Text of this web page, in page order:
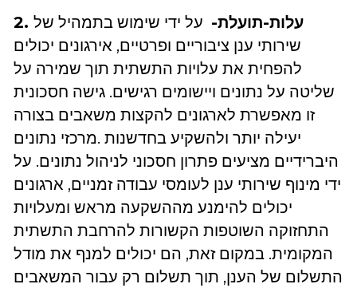
2. עלות-תועלת- על ידי שימוש בתמהיל של
שירותי ענן ציבוריים ופרטיים, אירגונים יכולים
להפחית את עלויות התשתית תוך שמירה על
שליטה על נתונים ויישומים רגישים. גישה חסכונית
זו מאפשרת לארגונים להקצות משאבים בצורה
יעילה יותר ולהשקיע בחדשנות .מרכזי נתונים
היברידיים מציעים פתרון חסכוני לניהול נתונים. על
ידי מינוף שירותי ענן לעומסי עבודה זמניים, ארגונים
יכולים להימנע מההשקעה מראש ומעלויות
התחזוקה השוטפות הקשורות להרחבת התשתית
המקומית. במקום זאת, הם יכולים למנף את מודל
התשלום של הענן, תוך תשלום רק עבור המשאבים